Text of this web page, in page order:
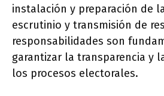
instalación y preparación de
escrutinio y transmisión de
responsabilidades son
garantizar la transparencia y
los procesos electorales.